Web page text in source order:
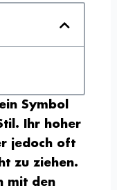
Symbol
Ihr hoher
jedoch oft
zu ziehen.
mit den